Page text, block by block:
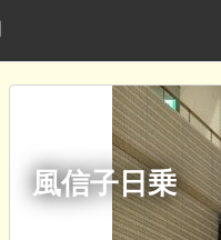
風信子日乗